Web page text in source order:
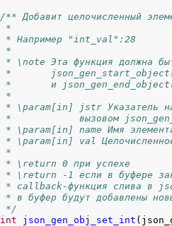
/** Добавит целочисленный
*
* Например "int_val":28
*
* \note Эта функция должна
*
*       и
*
* \param[in] jstr Указатель на
*            вызовом
* \param[in] name Имя
* \param[in] val
*
* \return 0 при успехе
* \return -1 если в буфере
* callback-функция слива в
* в буфер будут добавлены
*/
int
json_gen_obj_set_int